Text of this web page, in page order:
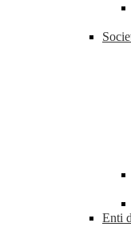
Enti